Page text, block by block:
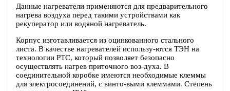
Данные нагреватели применяются для предварительного
нагрева воздуха перед такими устройствами как
рекуператор или водяной нагреватель.
Корпус изготавливается из оцинкованного стального
листа. В качестве нагревателей использу-ются ТЭН на
технологии PTC, который позволяет безопасно
осуществлять нагрев приточного воз-духа. В
соединительной коробке имеются необходимые клеммы
для электросоединений, с винто-выми клеммами. Степень